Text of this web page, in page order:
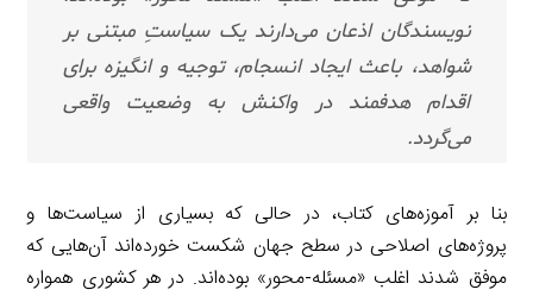
نویسندگان اذعان می‌دارند یک سیاستِ مبتنی بر
شواهد، باعث ایجاد انسجام، توجیه و انگیزه برای
اقدام هدفمند در واکنش به وضعیت واقعی
می‌گردد.
بنا بر آموزه‌های کتاب، در حالی که بسیاری از سیاست‌ها و
پروژه‌های اصلاحی در سطح جهان شکست خورده‌اند آن‌هایی که
موفق شدند اغلب «مسئله-محور» بوده‌اند. در هر کشوری همواره